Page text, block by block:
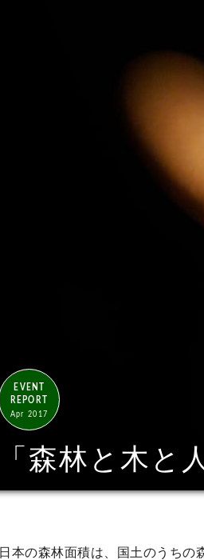
EVENT
REPORT
Apr 2017
「森林と木と
日本の森林面積は、国土のうち